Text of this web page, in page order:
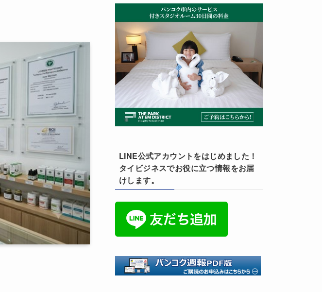
LINE公式アカウントをはじめました！
タイビジネスでお役に立つ情報をお届
けします。